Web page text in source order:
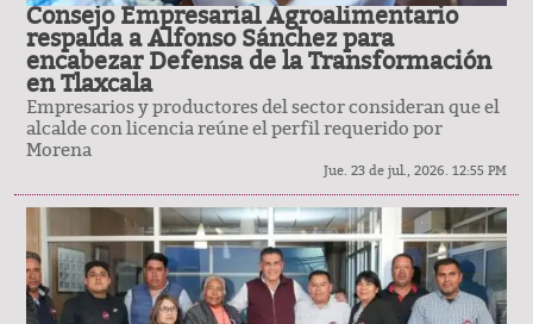
Consejo Empresarial Agroalimentario
respalda a Alfonso Sánchez para
encabezar Defensa de la Transformación
en Tlaxcala
Empresarios y productores del sector consideran que el
alcalde con licencia reúne el perfil requerido por
Morena
Jue. 23 de jul., 2026. 12:55 PM